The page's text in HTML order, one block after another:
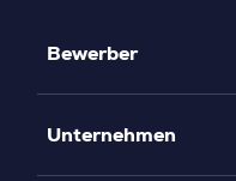
Bewerber
Unternehmen